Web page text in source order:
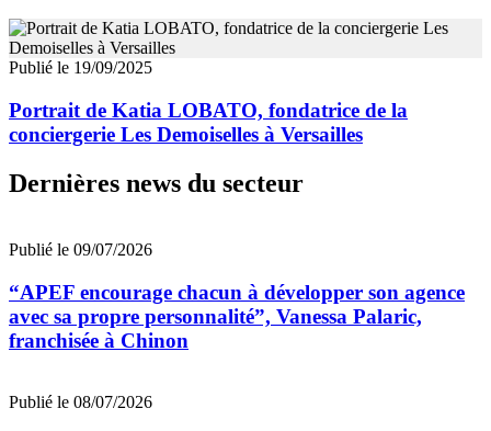
Publié le 19/09/2025
Portrait de Katia LOBATO, fondatrice de la
conciergerie Les Demoiselles à Versailles
Dernières news du secteur
Publié le 09/07/2026
“APEF encourage chacun à développer son agence
avec sa propre personnalité”, Vanessa Palaric,
franchisée à Chinon
Publié le 08/07/2026